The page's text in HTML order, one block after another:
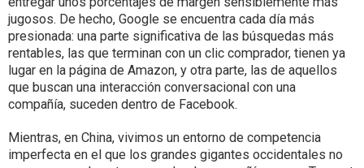
jugosos. De hecho, Google se encuentra cada día más
presionada: una parte significativa de las búsquedas más
rentables, las que terminan con un clic comprador, tienen ya
lugar en la página de Amazon, y otra parte, las de aquellos
que buscan una interacción conversacional con una
compañía, suceden dentro de Facebook.
Mientras, en China, vivimos un entorno de competencia
imperfecta en el que los grandes gigantes occidentales no